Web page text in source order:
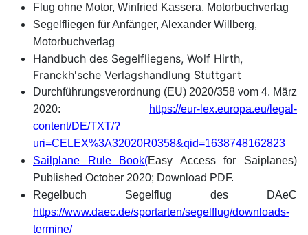
Flug ohne Motor, Winfried Kassera, Motorbuchverlag
Segelfliegen für Anfänger, Alexander Willberg,
Motorbuchverlag
Handbuch des Segelfliegens, Wolf Hirth,
Franckh'sche Verlagshandlung Stuttgart
Durchführungsverordnung (EU) 2020/358 vom 4. März
2020:
https://eur-lex.europa.eu/legal-
content/DE/TXT/?
uri=CELEX%3A32020R0358&qid=1638748162823
Sailplane Rule Book(Easy Access for Saiplanes)
Published October 2020; Download PDF.
Regelbuch Segelflug des DAeC
https://www.daec.de/sportarten/segelflug/downloads-
termine/